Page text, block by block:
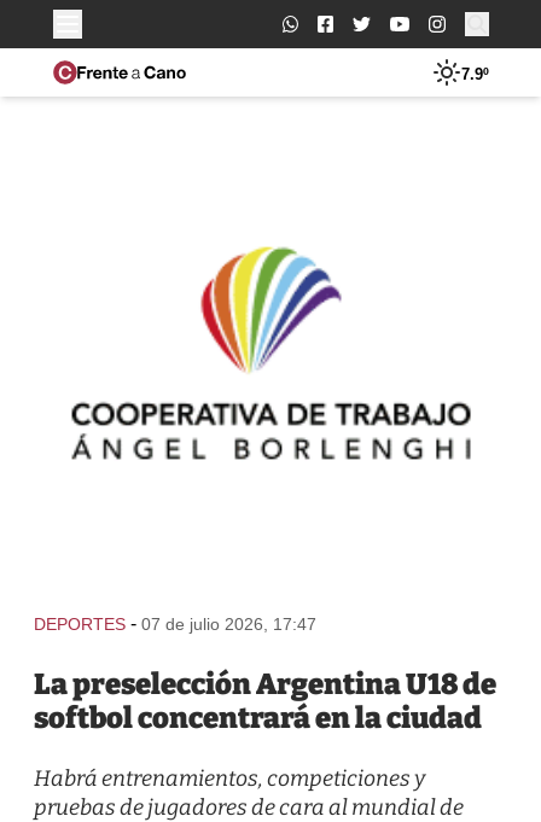
Buscar:
7.9º
DEPORTES - 07 de julio 2026, 17:47
La preselección Argentina U18 de
softbol concentrará en la ciudad
Habrá entrenamientos, competiciones y
pruebas de jugadores de cara al mundial de